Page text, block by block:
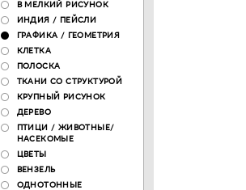
В МЕЛКИЙ РИСУНОК
ИНДИЯ / ПЕЙСЛИ
ГРАФИКА / ГЕОМЕТРИЯ
КЛЕТКА
ПОЛОСКА
ТКАНИ СО СТРУКТУРОЙ
КРУПНЫЙ РИСУНОК
ДЕРЕВО
ПТИЦИ / ЖИВОТНЫЕ/
НАСЕКОМЫЕ
ЦВЕТЫ
ВЕНЗЕЛЬ
ОДНОТОННЫЕ